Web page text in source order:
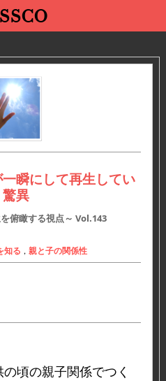
瞬にして再生してい
驚異
俯瞰する視点～ Vol.143
知る ，親と子の関係性
頃の親子関係でつく